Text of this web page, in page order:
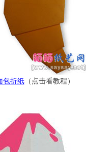
包折纸（点击看教程）